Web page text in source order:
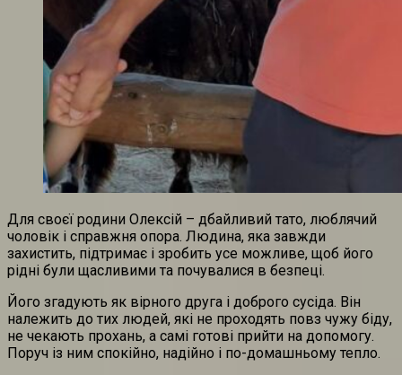
Для своєї родини Олексій – дбайливий тато, люблячий
чоловік і справжня опора. Людина, яка завжди
захистить, підтримає і зробить усе можливе, щоб його
рідні були щасливими та почувалися в безпеці.
Його згадують як вірного друга і доброго сусіда. Він
належить до тих людей, які не проходять повз чужу біду,
не чекають прохань, а самі готові прийти на допомогу.
Поруч із ним спокійно, надійно і по-домашньому тепло.